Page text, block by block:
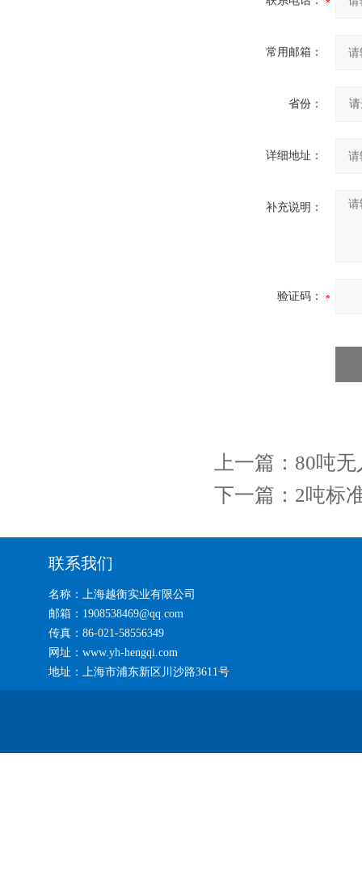
常用邮箱：
省份：
详细地址：
补充说明：
验证码：
上一篇： 80吨
下一篇： 2吨标
联系我们
名称：上海越衡实业有限公司
邮箱：1908538469@qq.com
传真：86-021-58556349
网址：www.yh-hengqi.com
地址：上海市浦东新区川沙路3611号